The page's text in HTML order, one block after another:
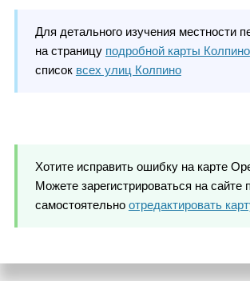
Для детального изучения местности
на страницу подробной карты Колпино
список всех улиц Колпино
Хотите исправить ошибку на карте
Можете зарегистрироваться на сайте
самостоятельно отредактировать